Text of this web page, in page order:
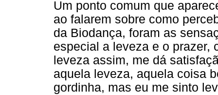
Um ponto comum que
ao falarem sobre como
da Biodança, foram as
especial a leveza e o prazer,
leveza assim, me dá
aquela leveza, aquela coisa
gordinha, mas eu me sinto